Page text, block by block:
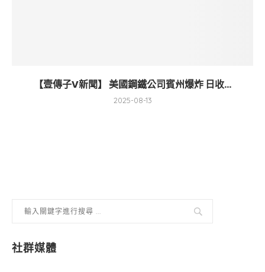
【壹傳子V新聞】 美國鋼鐵公司賓州爆炸 日收...
2025-08-13
社群媒體